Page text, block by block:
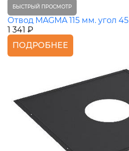
БЫСТРЫЙ ПРОСМОТР
Отвод MAGMA 115 мм. угол 45
1 341 ₽
ПОДРОБНЕЕ